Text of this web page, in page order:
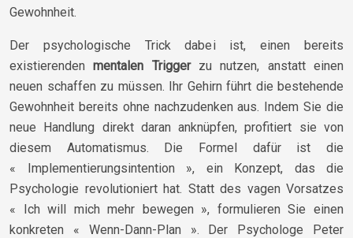
Gewohnheit.
Der psychologische Trick dabei ist, einen bereits
existierendenmentalen Triggerzu nutzen, anstatt einen
neuen schaffen zu müssen. Ihr Gehirn führt die bestehende
Gewohnheit bereits ohne nachzudenken aus. Indem Sie die
neue Handlung direkt daran anknüpfen, profitiert sie von
diesem Automatismus. Die Formel dafür ist die
« Implementierungsintention », ein Konzept, das die
Psychologie revolutioniert hat. Statt des vagen Vorsatzes
« Ich will mich mehr bewegen », formulieren Sie einen
konkreten « Wenn-Dann-Plan ». Der Psychologe Peter